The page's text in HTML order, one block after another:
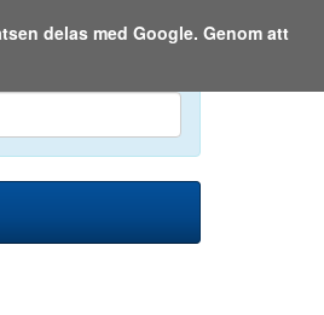
Den 9 augusti 2026
delas med Google. Genom att